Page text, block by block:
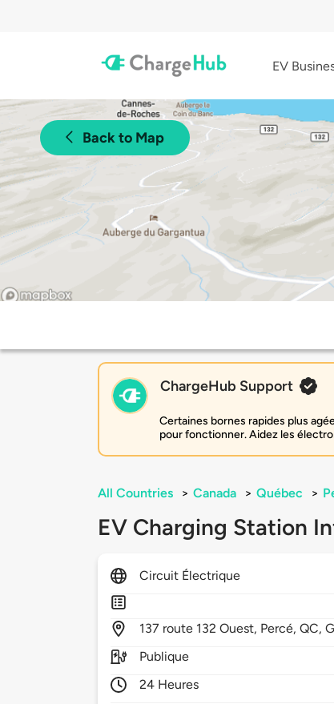
EV
Back to Map
ChargeHub Support
Certaines bornes rapides plus
pour fonctionner. Aidez les
All Countries > Canada > Québec >
EV Charging Station
Circuit Électrique
137 route 132 Ouest, Percé,QC,
Publique
24 Heures